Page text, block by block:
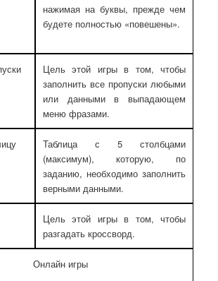
нажимая на буквы, прежде чем
будете полностью «повешены».
Цель этой игры в том, чтобы
заполнить все пропуски любыми
или данными в выпадающем
меню фразами.
Таблица с 5 столбцами
(максимум), которую, по
заданию, необходимо заполнить
верными данными.
Цель этой игры в том, чтобы
разгадать кроссворд.
Онлайн игры